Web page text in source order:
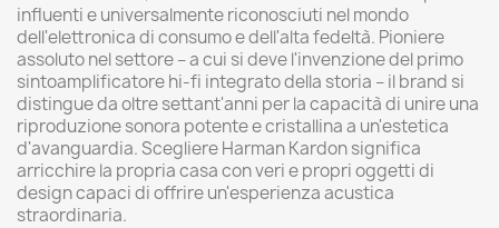
influenti e universalmente riconosciuti nel mondo
dell'elettronica di consumo e dell'alta fedeltà. Pioniere
assoluto nel settore – a cui si deve l'invenzione del primo
sintoamplificatore hi-fi integrato della storia – il brand si
distingue da oltre settant'anni per la capacità di unire una
riproduzione sonora potente e cristallina a un'estetica
d'avanguardia. Scegliere Harman Kardon significa
arricchire la propria casa con veri e propri oggetti di
design capaci di offrire un'esperienza acustica
straordinaria.